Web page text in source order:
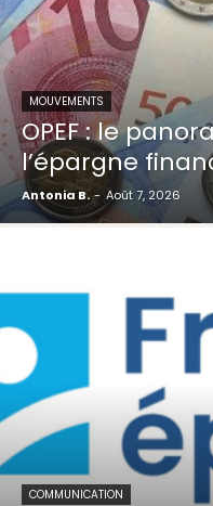
MOUVEMENTS
OPEF : le
l’épargne
Antonia B. - Août 7, 2026
COMMUNICATION